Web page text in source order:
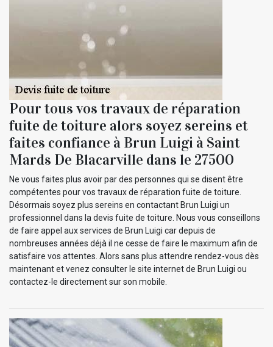
Pour tous vos travaux de réparation
fuite de toiture alors soyez sereins et
faites confiance à Brun Luigi à Saint
Mards De Blacarville dans le 27500
Ne vous faites plus avoir par des personnes qui se disent être
compétentes pour vos travaux de réparation fuite de toiture.
Désormais soyez plus sereins en contactant Brun Luigi un
professionnel dans la devis fuite de toiture. Nous vous conseillons
de faire appel aux services de Brun Luigi car depuis de
nombreuses années déjà il ne cesse de faire le maximum afin de
satisfaire vos attentes. Alors sans plus attendre rendez-vous dès
maintenant et venez consulter le site internet de Brun Luigi ou
contactez-le directement sur son mobile.